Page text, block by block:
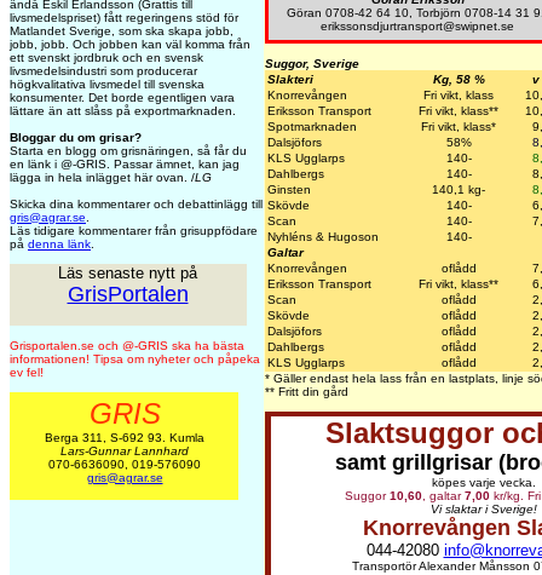
ändå Eskil Erlandsson (Grattis till
livsmedelspriset) fått regeringens stöd för
Matlandet Sverige, som ska skapa jobb,
jobb, jobb. Och jobben kan väl komma från
ett svenskt jordbruk och en svensk
livsmedelsindustri som producerar
högkvalitativa livsmedel till svenska
konsumenter. Det borde egentligen vara
lättare än att slåss på exportmarknaden.
Bloggar du om grisar?
Starta en blogg om grisnäringen, så får du
en länk i @-GRIS. Passar ämnet, kan jag
lägga in hela inlägget här ovan. /LG
Skicka dina kommentarer och debattinlägg till
gris@agrar.se
Läs tidigare kommentarer från grisuppfödare
på denna länk
Läs senaste nytt på
GrisPortalen
Grisportalen.se och @-GRIS ska ha bästa
informationen! Tipsa om nyheter och påpeka
ev fel!
GRIS
Berga 311, S-692 93. Kumla
Lars-Gunnar Lannhard
070-6636090, 019-576090
gris@agrar.se
Göran 0708-42 64 10, Torbjörn 0708-14 31
erikssonsdjurtransport@swipnet.se
Suggor, Sverige
Slakteri
Kg, 58 %
v
Knorrevången
Fri vikt, klass
Eriksson Transport
Fri vikt, klass**
Spotmarknaden
Fri vikt, klass*
Dalsjöfors
58%
KLS Ugglarps
140-
Dahlbergs
140-
Ginsten
140,1 kg-
Skövde
140-
Scan
140-
Nyhléns & Hugoson
140-
Galtar
Knorrevången
oflådd
Eriksson Transport
Fri vikt, klass**
Scan
oflådd
Skövde
oflådd
Dalsjöfors
oflådd
Dahlbergs
oflådd
KLS Ugglarps
oflådd
* Gäller endast hela lass från en lastplats, linje
** Fritt din gård
Slaktsuggor
samt grillgrisar
köpes varje vecka.
Suggor10,60, galtar7,00 kr/kg.
Vi slaktar i Sverige!
Knorrevången
044-42080
Transportör Alexander Månsson